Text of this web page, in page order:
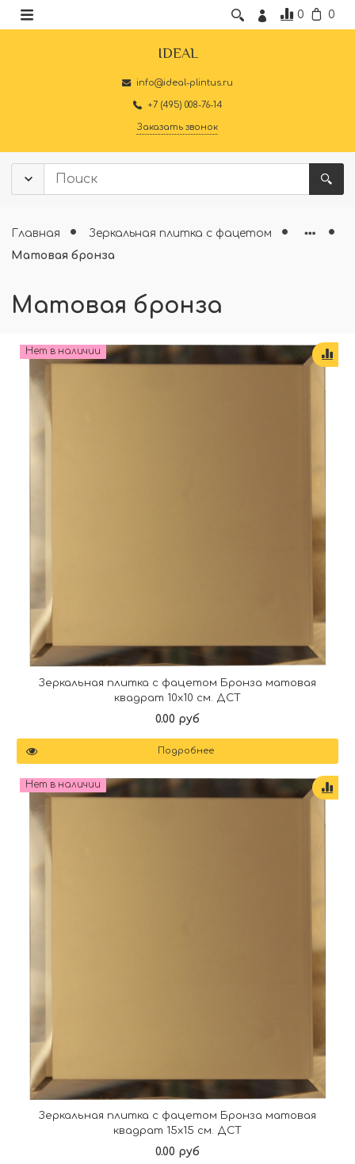
0 0
IDEAL
info@ideal-plintus.ru
+7 (495) 008-76-14
Заказать звонок
Главная
Зеркальная плитка с фацетом
Матовая бронза
Матовая бронза
Нет в наличии
Зеркальная плитка с фацетом Бронза матовая
квадрат 10х10 см. ДСТ
0.00 руб
Подробнее
Нет в наличии
Зеркальная плитка с фацетом Бронза матовая
квадрат 15х15 см. ДСТ
0.00 руб